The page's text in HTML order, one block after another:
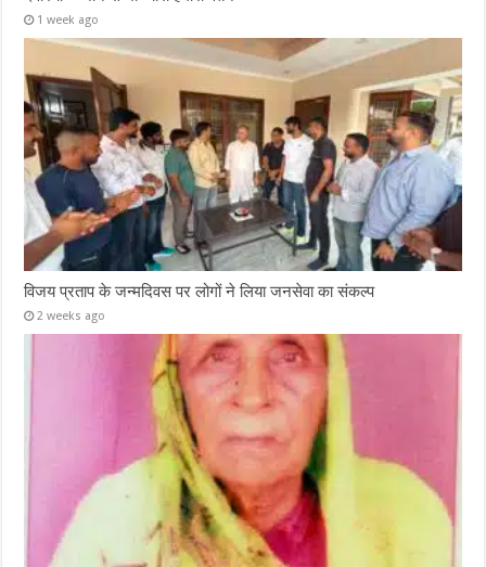
1 week ago
विजय प्रताप के जन्मदिवस पर लोगों ने लिया जनसेवा का संकल्प
2 weeks ago